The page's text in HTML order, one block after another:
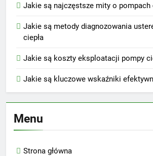
Jakie są najczęstsze mity o pompach
Jakie są metody diagnozowania
ciepła
Jakie są koszty eksploatacji pompy
Jakie są kluczowe wskaźniki
Menu
Strona główna